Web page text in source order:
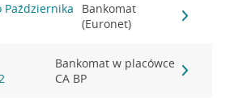
Października
Bankomat
(Euronet)
Bankomat w placówce
CA BP